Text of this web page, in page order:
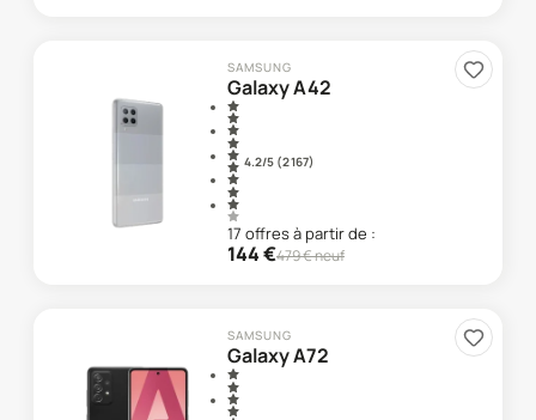
SAMSUNG
Galaxy A42
4.2/5 (2 167)
17 offresà partir de :
144€479€ neuf
SAMSUNG
Galaxy A72